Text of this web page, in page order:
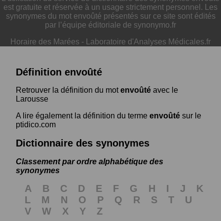
est gratuite et réservée à un usage strictement personnel. Les
synonymes du mot envoûté présentés sur ce site sont édités
par l’équipe éditoriale de synonymo.fr
Horaire des Marées - Laboratoire d'Analyses Médicales.fr
Définition envoûté
Retrouver la définition du motenvoûté avec le
Larousse
A lire également la définition du terme envoûté sur le
ptidico.com
Dictionnaire des synonymes
Classement par ordre alphabétique des
synonymes
A B C D E F G H I J
K
L
M N O P Q R S T
U
V
W X Y Z